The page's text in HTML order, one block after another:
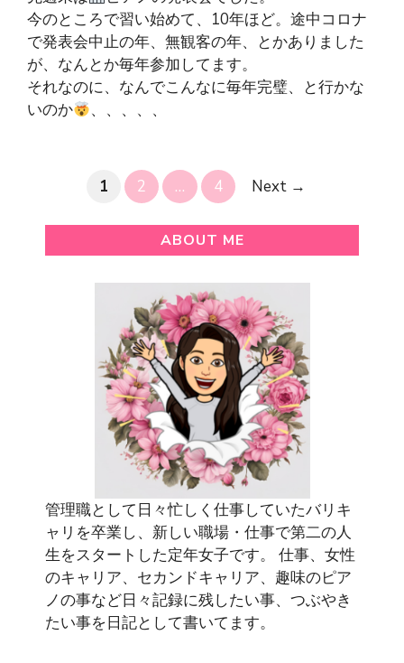
今のところで習い始めて、10年ほど。途中コロナ
で発表会中止の年、無観客の年、とかありました
が、なんとか毎年参加してます。
それなのに、なんでこんなに毎年完璧、と行かな
いのか
、、、、、
Page
1 Page
2 … Page
4 Next →
ABOUT ME
管理職として日々忙しく仕事していたバリキ
ャリを卒業し、新しい職場・仕事で第二の人
生をスタートした定年女子です。 仕事、女性
のキャリア、セカンドキャリア、趣味のピア
ノの事など日々記録に残したい事、つぶやき
たい事を日記として書いてます。